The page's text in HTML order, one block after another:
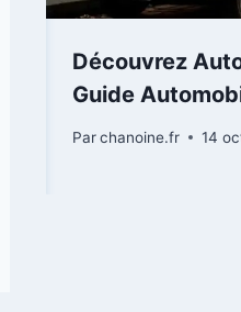
Découvrez
Guide
Parchanoine.fr 14